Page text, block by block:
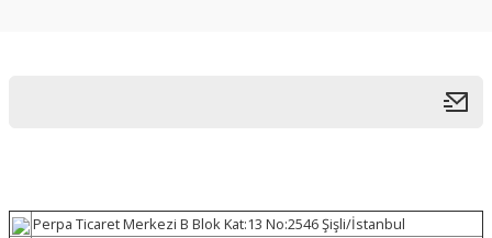
Perpa Ticaret Merkezi B Blok Kat:13 No:2546 Şişli/İstanbul